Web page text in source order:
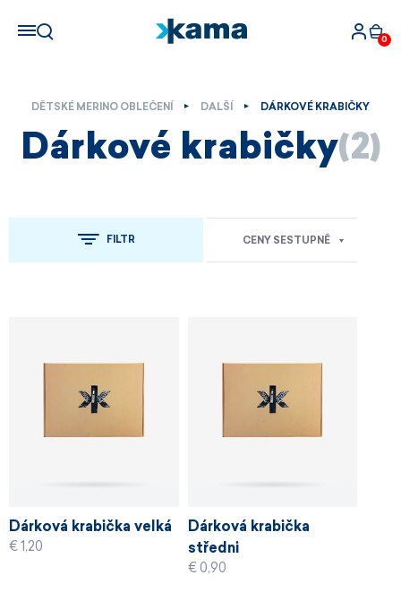
0
DĚTSKÉ MERINO OBLEČENÍ DALŠÍ DÁRKOVÉ KRABIČKY
Dárkové krabičky(2)
FILTR CENY SESTUPNĚ
Dárková krabička velká
€ 1,20
Dárková krabička
středni
€ 0,90